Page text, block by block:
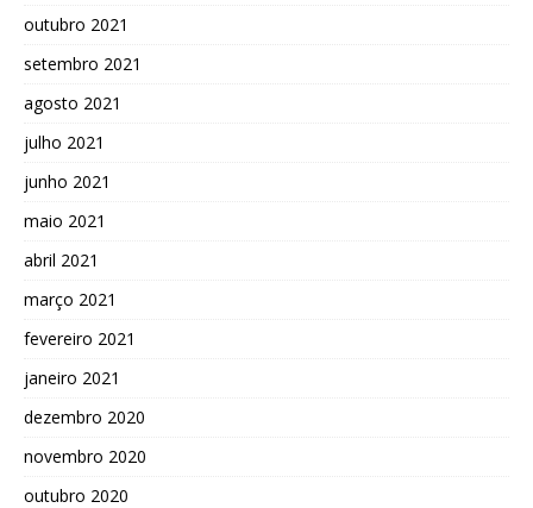
outubro 2021
setembro 2021
agosto 2021
julho 2021
junho 2021
maio 2021
abril 2021
março 2021
fevereiro 2021
janeiro 2021
dezembro 2020
novembro 2020
outubro 2020